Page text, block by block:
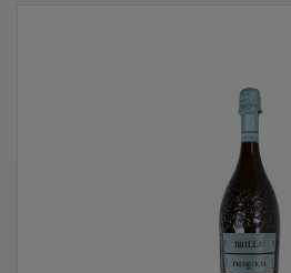
hectare de viță de vie, fiind unul
producători de vin italian din
ajunge în întreaga lume și îi
istoria, tradiția, modul de
Diversitatea etichetelor de vin